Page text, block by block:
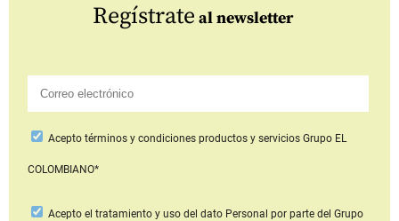
Regístrate al newsletter
Aceptotérminos y condiciones productos y serviciosGrupo EL
COLOMBIANO*
Acepto el tratamiento y uso del dato Personal por parte del Grupo